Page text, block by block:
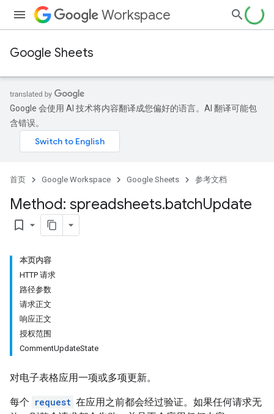
Workspace
Google Sheets
Google 会使用 AI 技术将内容翻译成您偏好的语言。AI 翻译可能包
含错误。
首页 Google Workspace Google Sheets 参考文档
Method: spreadsheets.batchUpdate
bookmark_border
本页内容
HTTP 请求
路径参数
请求正文
响应正文
授权范围
CommentUpdateState
对电子表格应用一项或多项更新。
每个 request 在应用之前都会经过验证。如果任何请求无